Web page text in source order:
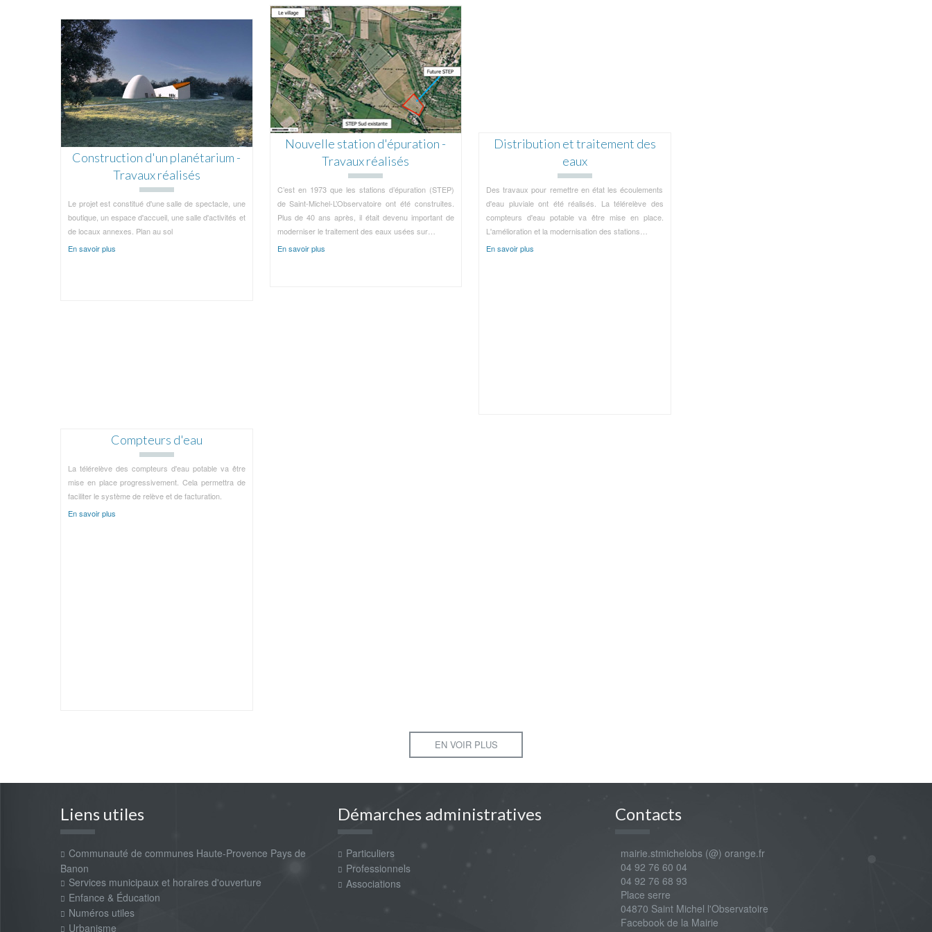
Construction d'un planétarium -
Travaux réalisés
Le projet est constitué d'une salle de spectacle, une
boutique, un espace d'accueil, une salle d'activités et
de locaux annexes. Plan au sol
En savoir plus
Nouvelle station d'épuration -
Travaux réalisés
C’est en 1973 que les stations d’épuration (STEP)
de Saint-Michel-L’Observatoire ont été construites.
Plus de 40 ans après, il était devenu important de
moderniser le traitement des eaux usées sur…
En savoir plus
Distribution et traitement des
eaux
Des travaux pour remettre en état les écoulements
d'eau pluviale ont été réalisés. La télérelève des
compteurs d'eau potable va être mise en place.
L'amélioration et la modernisation des stations
En savoir plus
Compteurs d'eau
La télérelève des compteurs d'eau potable va être
mise en place progressivement. Cela permettra de
faciliter le système de relève et de facturation.
En savoir plus
EN VOIR PLUS
Liens utiles
Communauté de communes Haute-Provence Pays de
Banon
Services municipaux et horaires d'ouverture
Enfance & Éducation
Numéros utiles
Urbanisme
Démarches administratives
Particuliers
Professionnels
Associations
Contacts
mairie.stmichelobs (@) orange.fr
04 92 76 60 04
04 92 76 68 93
Place serre
04870 Saint Michel l'Observatoire
Facebook de la Mairie